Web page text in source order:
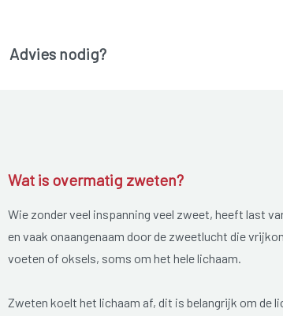
Advies nodig?
Wat is overmatig zweten?
Wie zonder veel inspanning veel zweet, heeft last
en vaak onaangenaam door de zweetlucht die
voeten of oksels, soms om het hele lichaam.
Zweten koelt het lichaam af, dit is belangrijk om de